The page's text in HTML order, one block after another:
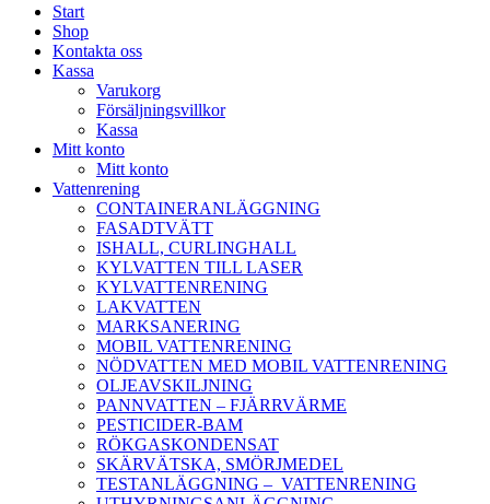
Start
Shop
Kontakta oss
Kassa
Varukorg
Försäljningsvillkor
Kassa
Mitt konto
Mitt konto
Vattenrening
CONTAINERANLÄGGNING
FASADTVÄTT
ISHALL, CURLINGHALL
KYLVATTEN TILL LASER
KYLVATTENRENING
LAKVATTEN
MARKSANERING
MOBIL VATTENRENING
NÖDVATTEN MED MOBIL VATTENRENING
OLJEAVSKILJNING
PANNVATTEN – FJÄRRVÄRME
PESTICIDER-BAM
RÖKGASKONDENSAT
SKÄRVÄTSKA, SMÖRJMEDEL
TESTANLÄGGNING – VATTENRENING